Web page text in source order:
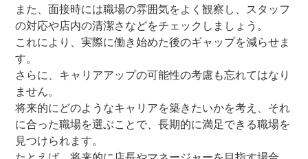
また、面接時には職場の雰囲気をよく観察し、スタッフ
の対応や店内の清潔さなどをチェックしましょう。
これにより、実際に働き始めた後のギャップを減らせま
す。
さらに、キャリアアップの可能性の考慮も忘れてはなり
ません。
将来的にどのようなキャリアを築きたいかを考え、それ
に合った職場を選ぶことで、長期的に満足できる職場を
見つけられます。